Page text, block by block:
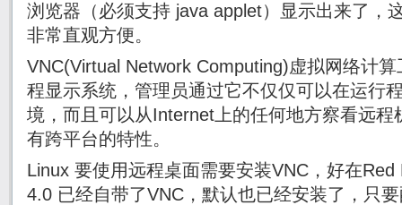
浏览器（必须支持 java applet）显示出来了，
非常直观方便。
VNC(Virtual Network Computing)虚拟网络计
程显示系统，管理员通过它不仅仅可以在运行
境，而且可以从Internet上的任何地方察看远程
有跨平台的特性。
Linux 要使用远程桌面需要安装VNC，好在
4.0 已经自带了VNC，默认也已经安装了，只